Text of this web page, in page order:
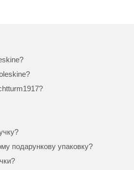
подарункову упаковку?